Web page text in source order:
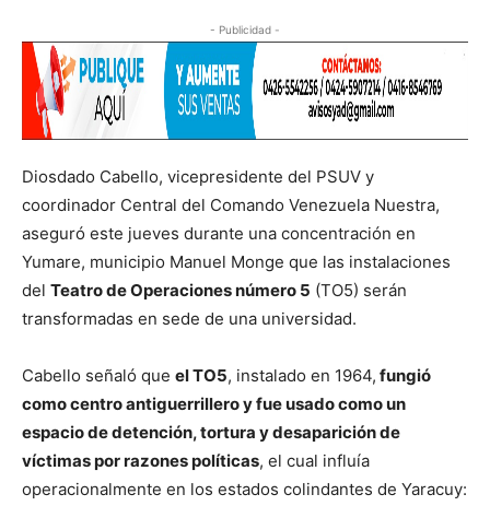
- Publicidad -
Diosdado Cabello, vicepresidente del PSUV y
coordinador Central del Comando Venezuela Nuestra,
aseguró este jueves durante una concentración en
Yumare, municipio Manuel Monge que las instalaciones
del Teatro de Operaciones número 5 (TO5) serán
transformadas en sede de una universidad.
Cabello señaló que el TO5, instalado en 1964, fungió
como centro antiguerrillero y fue usado como un
espacio de detención, tortura y desaparición de
víctimas por razones políticas, el cual influía
operacionalmente en los estados colindantes de Yaracuy: